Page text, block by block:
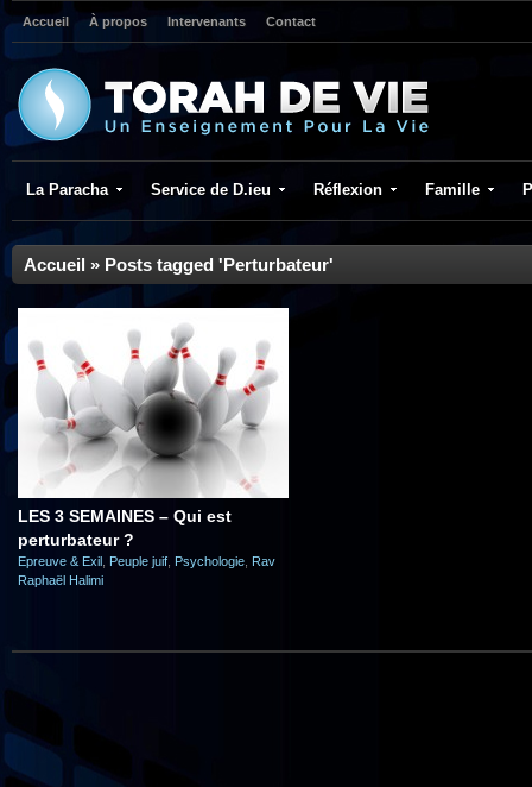
Accueil À propos Intervenants Contact
La Paracha Service de D.ieu Réflexion Famille
Accueil » Posts tagged 'Perturbateur'
LES 3 SEMAINES – Qui est
perturbateur ?
Epreuve & Exil Peuple juif Psychologie Rav
Raphaël Halimi